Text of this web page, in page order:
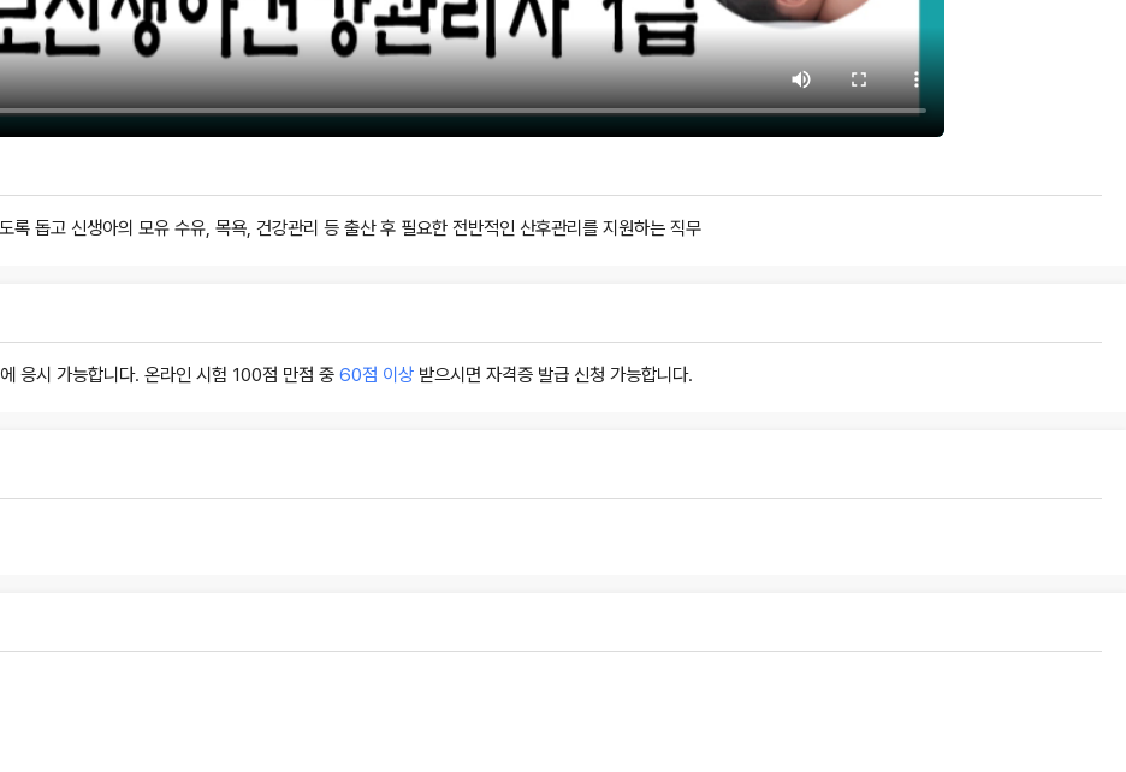
록 돕고 신생아의 모유 수유, 목욕, 건강관리 등 출산 후 필요한 전반적인 산후관리를 지원하는 직무
응시 가능합니다. 온라인 시험 100점 만점 중 60점 이상 받으시면 자격증 발급 신청 가능합니다.